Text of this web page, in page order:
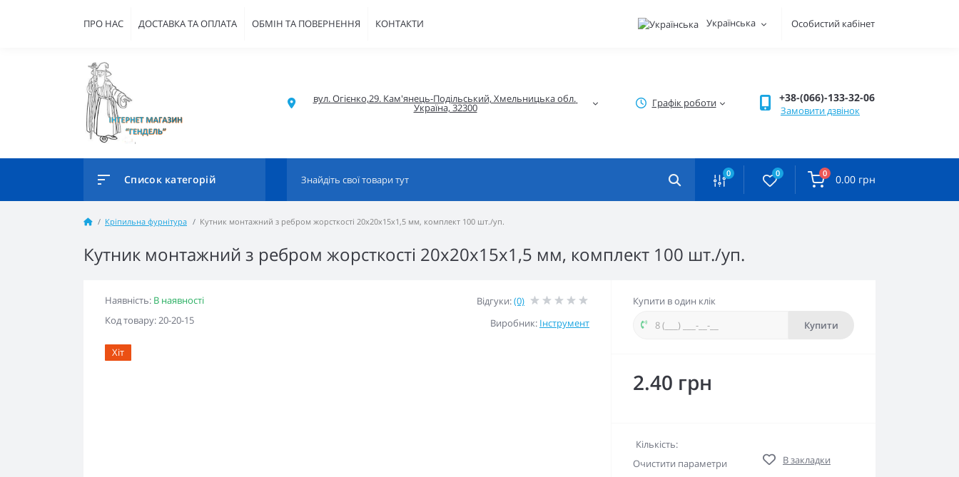
ПРО НАС ДОСТАВКА ТА ОПЛАТА ОБМІН ТА ПОВЕРНЕННЯ КОНТАКТИ Українська Особистий кабінет
вул. Огієнко,29. Кам'янець-Подільський, Хмельницька обл.
Україна, 32300 Графік роботи +38-(066)-133-32-06
Замовити дзвінок
Список категорій 0 0 0 0.00 грн
Кріпильна фурнітура Кутник монтажний з ребром жорсткості 20x20x15x1,5 мм, комплект 100 шт./уп.
Кутник монтажний з ребром жорсткості 20x20x15x1,5 мм, комплект 100 шт./уп.
Наявність: В наявності
Код товару: 20-20-15
Відгуки:(0)
Виробник: Інструмент
Хіт
Купити в один клік
Купити
2.40 грн
Кількість:
Очистити параметри
В закладки